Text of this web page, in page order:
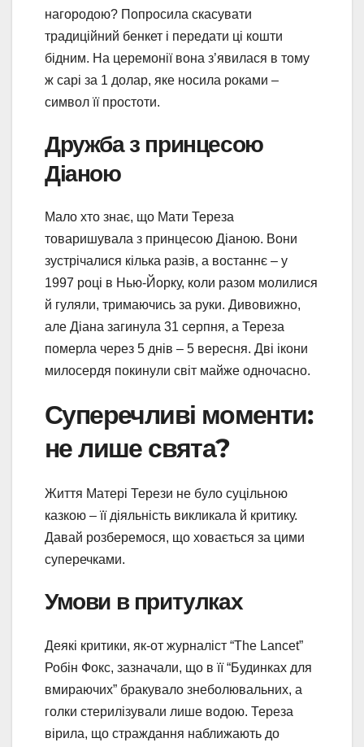
нагородою? Попросила скасувати
традиційний бенкет і передати ці кошти
бідним. На церемонії вона з’явилася в тому
ж сарі за 1 долар, яке носила роками –
символ її простоти.
Дружба з принцесою
Діаною
Мало хто знає, що Мати Тереза
товаришувала з принцесою Діаною. Вони
зустрічалися кілька разів, а востаннє – у
1997 році в Нью-Йорку, коли разом молилися
й гуляли, тримаючись за руки. Дивовижно,
але Діана загинула 31 серпня, а Тереза
померла через 5 днів – 5 вересня. Дві ікони
милосердя покинули світ майже одночасно.
Суперечливі моменти:
не лише свята?
Життя Матері Терези не було суцільною
казкою – її діяльність викликала й критику.
Давай розберемося, що ховається за цими
суперечками.
Умови в притулках
Деякі критики, як-от журналіст “The Lancet”
Робін Фокс, зазначали, що в її “Будинках для
вмираючих” бракувало знеболювальних, а
голки стерилізували лише водою. Тереза
вірила, що страждання наближають до